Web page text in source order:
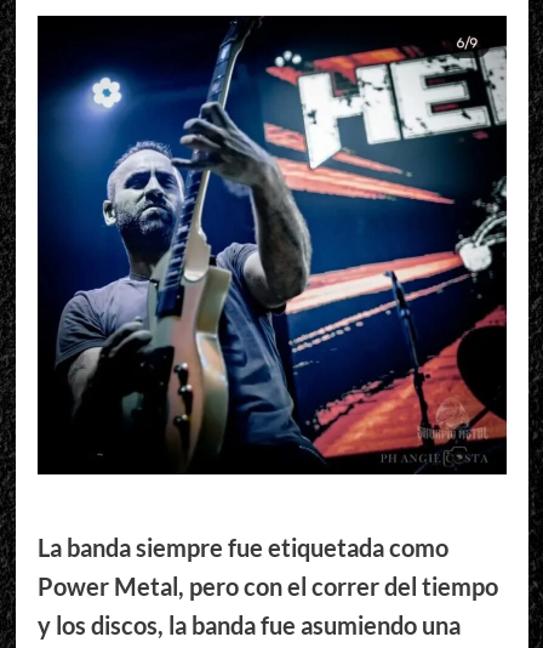
La banda siempre fue etiquetada como
Power Metal, pero con el correr del tiempo
y los discos, la banda fue asumiendo una